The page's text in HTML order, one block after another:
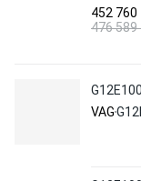
452 760
476
VAG